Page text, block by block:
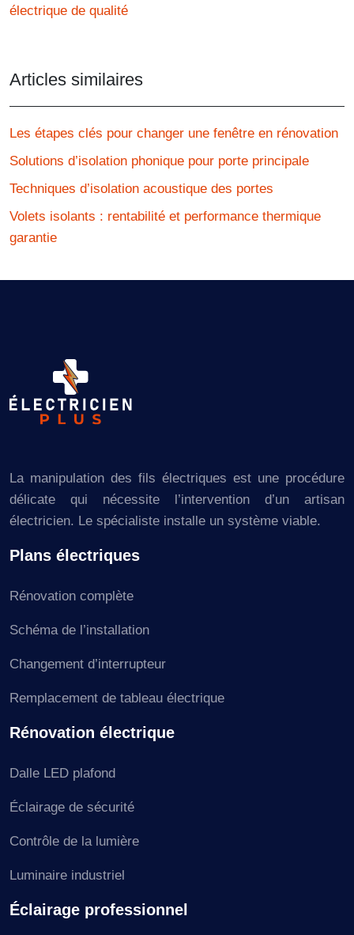
électrique de qualité
Articles similaires
Les étapes clés pour changer une fenêtre en rénovation
Solutions d’isolation phonique pour porte principale
Techniques d’isolation acoustique des portes
Volets isolants : rentabilité et performance thermique
garantie
La manipulation des fils électriques est une procédure
délicate qui nécessite l’intervention d’un artisan
électricien. Le spécialiste installe un système viable.
Plans électriques
Rénovation complète
Schéma de l’installation
Changement d’interrupteur
Remplacement de tableau électrique
Rénovation électrique
Dalle LED plafond
Éclairage de sécurité
Contrôle de la lumière
Luminaire industriel
Éclairage professionnel